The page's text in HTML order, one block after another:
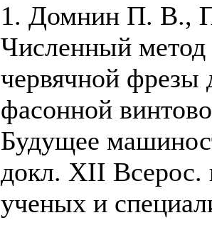
1. Домнин П. В.,
Численный
червячной фрезы
фасонной
Будущее
докл. XII
ученых и